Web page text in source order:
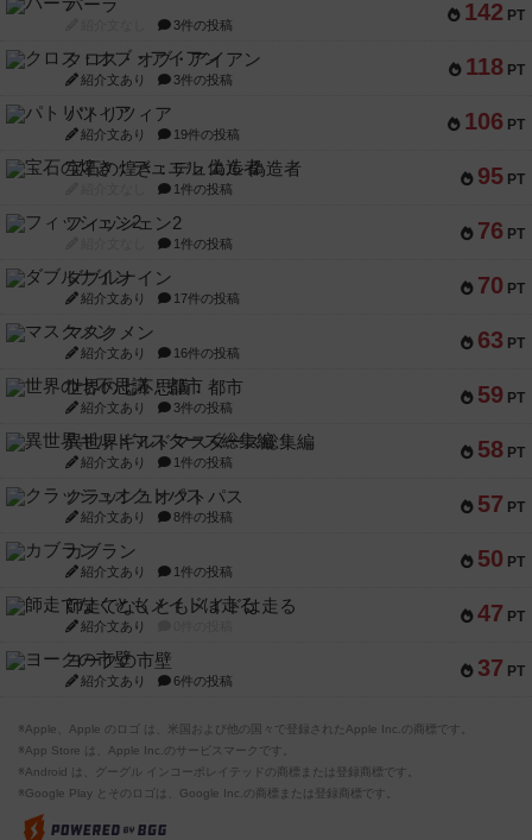
142 PT
パーラ
3件の投稿
118 PT
クロス・オブ・アイアン
紹介文あり 3件の投稿
106 PT
パトリツィア
紹介文あり 19件の投稿
95 PT
宝石の煌き：デュエル 偽造者
1件の投稿
76 PT
フィッシェン2
1件の投稿
70 PT
ダブルナイン
紹介文あり 17件の投稿
63 PT
マスクメン
紹介文あり 16件の投稿
59 PT
世界の七不思議：都市
紹介文あり 3件の投稿
58 PT
異世界ギルドマスターズ総集編
紹介文あり 1件の投稿
57 PT
クラッシュオクトパス
紹介文あり 8件の投稿
50 PT
カブラン
紹介文あり 1件の投稿
47 PT
師走でなくともメイドは走る
紹介文あり
37 PT
ヨークの市壁
紹介文あり 6件の投稿
※Apple、Apple のロゴ は、米国および他の国々で登録されたApple Inc.の商標です。
※App Store は、Apple Inc.のサービスマークです。
※Android は、グーグル インコーポレイテッドの商標または登録商標です。
※Google Play とそのロゴは、Google Inc.の商標または登録商標です。